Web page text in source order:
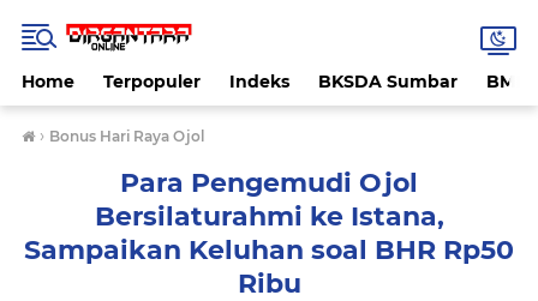
Home Terpopuler Indeks BKSDA Sumbar
› Bonus Hari Raya Ojol
Para Pengemudi Ojol
Bersilaturahmi ke Istana,
Sampaikan Keluhan soal BHR Rp50
Ribu